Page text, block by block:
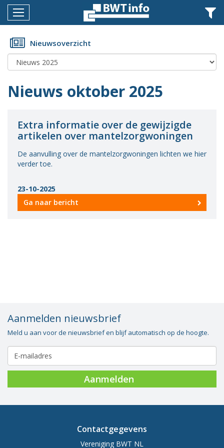
Menu
Home
Nieuws
Documenten
Dossiers
Fotoalbums
Opleidingen
BWT
BMK
Nieuwsoverzicht
Nieuws oktober 2025
Extra informatie over de gewijzigde
artikelen over mantelzorgwoningen
De aanvulling over de mantelzorgwoningen lichten we hier
verder toe.
23-10-2025
Ga naar bericht
Aanmelden nieuwsbrief
Meld u aan voor de nieuwsbrief en blijf automatisch op de hoogte.
Aanmelden
Contactgegevens
Vereniging BWT NL